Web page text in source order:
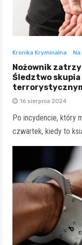
Kronika Kryminalna
Nożownik
Śledztwo skupia
16 sierpnia 2024
Po incydencie, który
czwartek, kiedy to